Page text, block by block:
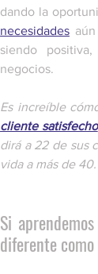
dando la
necesidades
siendo
negocios.
cliente satisfecho
dirá a 22 de sus
vida a más de 40.
Si
diferente